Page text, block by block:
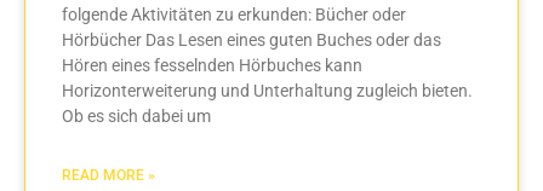
folgende Aktivitäten zu erkunden: Bücher oder
Hörbücher Das Lesen eines guten Buches oder das
Hören eines fesselnden Hörbuches kann
Horizonterweiterung und Unterhaltung zugleich bieten.
Ob es sich dabei um
READ MORE »